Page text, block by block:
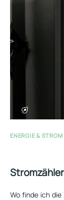
ENERGIE & STROM
Wo finde ich